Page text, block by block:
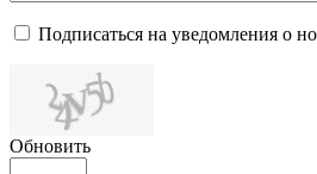
Подписаться на уведомления о
Обновить